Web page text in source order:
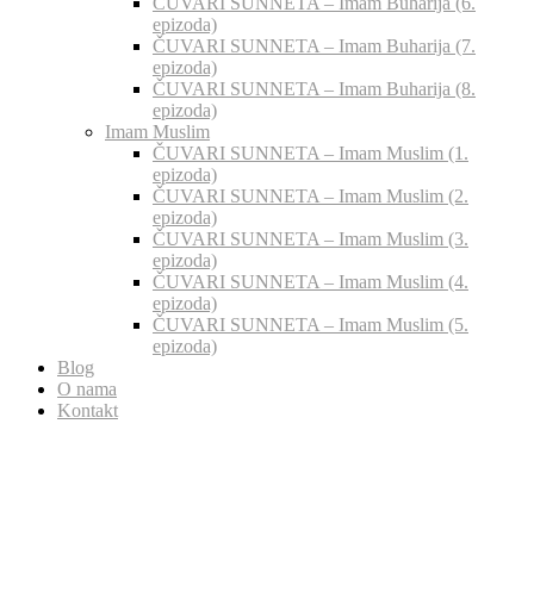
epizoda)
ČUVARI SUNNETA – Imam Buharija (7.
epizoda)
ČUVARI SUNNETA – Imam Buharija (8.
epizoda)
Imam Muslim
ČUVARI SUNNETA – Imam Muslim (1.
epizoda)
ČUVARI SUNNETA – Imam Muslim (2.
epizoda)
ČUVARI SUNNETA – Imam Muslim (3.
epizoda)
ČUVARI SUNNETA – Imam Muslim (4.
epizoda)
ČUVARI SUNNETA – Imam Muslim (5.
epizoda)
Blog
O nama
Kontakt